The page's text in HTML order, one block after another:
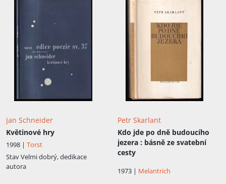
Jan Schneider
Květinové hry
1998 | Torst
StavVelmi dobrý, dedikace
autora
Petr Skarlant
Kdo jde po dně budoucího
jezera : básně ze svatební
cesty
1973 | Melantrich